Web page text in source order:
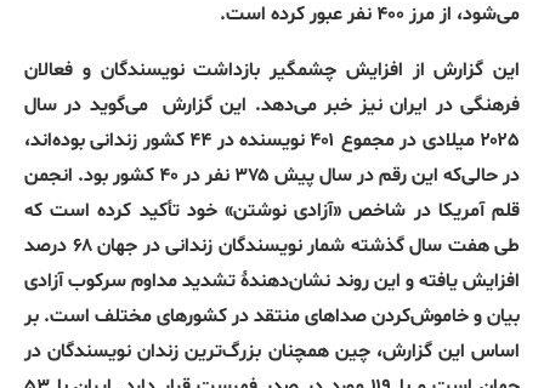
می‌شود، از مرز ۴۰۰ نفر عبور کرده است.
این گزارش از افزایش چشمگیر بازداشت نویسندگان و فعالان
فرهنگی در ایران نیز خبر می‌دهد. این گزارش می‌گوید در سال
۲۰۲۵ میلادی در مجموع ۴۰۱ نویسنده در ۴۴ کشور زندانی بوده‌اند،
در حالی‌که این رقم در سال پیش ۳۷۵ نفر در ۴۰ کشور بود. انجمن
قلم آمریکا در شاخص «آزادی نوشتن» خود تأکید کرده است که
طی هفت سال گذشته شمار نویسندگان زندانی در جهان ۶۸ درصد
افزایش یافته و این روند نشان‌دهندهٔ تشدید مداوم سرکوب آزادی
بیان و خاموش‌کردن صداهای منتقد در کشورهای مختلف است. بر
اساس این گزارش، چین همچنان بزرگ‌ترین زندان نویسندگان در